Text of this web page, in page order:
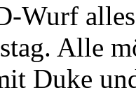
Wurf
Alle
Duke